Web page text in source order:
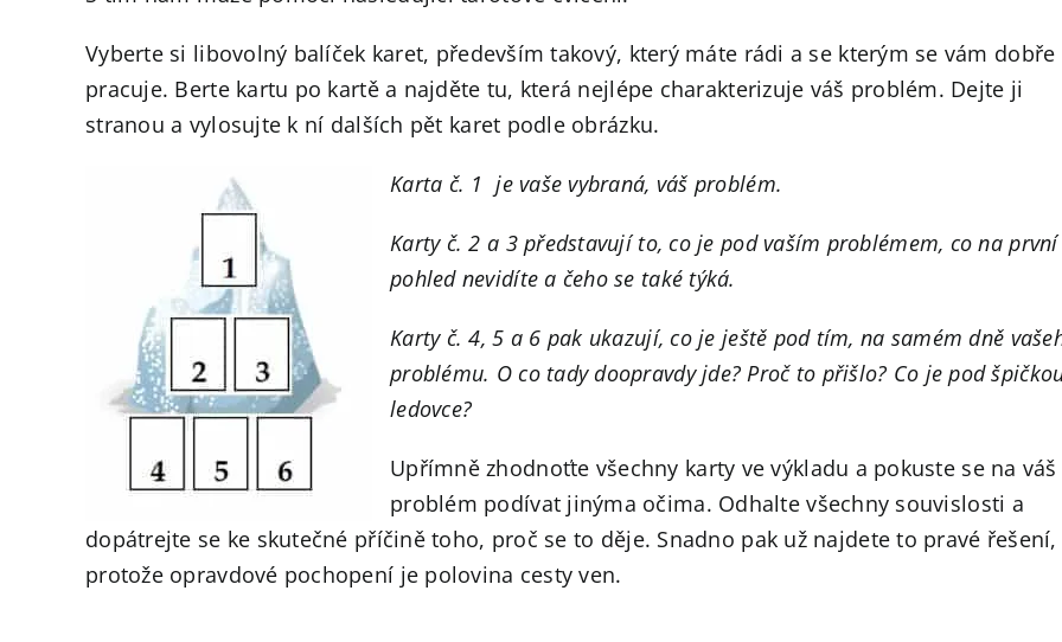
Vyberte si libovolný balíček karet, především takový, který máte rádi a se kterým se vám dobře
pracuje. Berte kartu po kartě a najděte tu, která nejlépe charakterizuje váš problém. Dejte ji
stranou a vylosujte k ní dalších pět karet podle obrázku.
Karta č. 1 je vaše vybraná, váš problém.
Karty č. 2 a 3 představují to, co je pod vaším problémem, co na první
pohled nevidíte a čeho se také týká.
Karty č. 4, 5 a 6 pak ukazují, co je ještě pod tím, na samém dně
problému. O co tady doopravdy jde? Proč to přišlo? Co je pod
ledovce?
Upřímně zhodnoťte všechny karty ve výkladu a pokuste se na váš
problém podívat jinýma očima. Odhalte všechny souvislosti a
dopátrejte se ke skutečné příčině toho, proč se to děje. Snadno pak už najdete to pravé řešení,
protože opravdové pochopení je polovina cesty ven.